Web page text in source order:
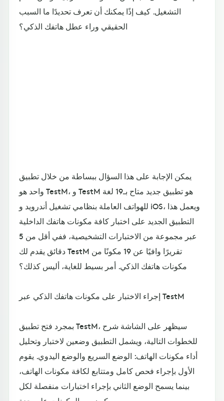
التشغيل. كيف إذًا يمكنك أن تعرف تحديدًا ما السبب
الحقيقي وراء عطل هاتفك الذكي؟
يمكن الإجابة على هذا السؤال ببساطة من خلال تطبيق
واحد هو TestM، و TestM هو تطبيق جديد متاح بـ19 لغة
للهواتف العاملة بنظامي تشغيل أندرويد و iOS، ويعمل هذا
التطبيق الجديد على اختبار كافة مكونات هاتفك الداخلية
عبر مجموعة من الاختبارات التشخيصية، ففي أقل من 5
دقائق يقدم لك TestM تقريرًا وافيًا عن 19 مكونًا من
مكونات هاتفك الذكي. أمر بسيط للغاية، أليس كذلك؟
إجراء الاختبار على مكونات هاتفك الذكي عبر TestM
بمجرد فتح تطبيق TestM، سيظهر على الشاشة شرح
للخطوات التالية، ويشمل التطبيق وضعين لاختبار وتحليل
أداء مكونات الهاتف: الوضع السريع والوضع اليدوي. يقوم
الأول بإجراء فحص كامل ومتتابع لكافة مكونات الهاتف،
بينما يسمح الوضع الثاني بإجراء اختبارات منفصلة لكل